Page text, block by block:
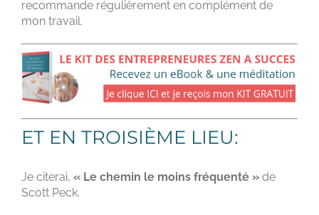
recommande régulièrement en complément de
mon travail.
ET EN TROISIÈME LIEU:
Je citerai, « Le chemin le moins fréquenté » de
Scott Peck.